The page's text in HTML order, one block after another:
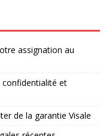
assignation au
confidentialité et
de la garantie Visale